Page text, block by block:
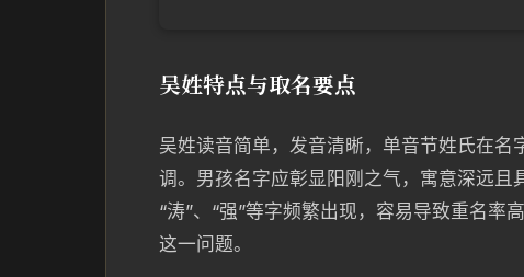
吴姓特点与取名要点
吴姓读音简单，发音清晰，单音节姓氏在
调。男孩名字应彰显阳刚之气，寓意深远且
“涛”、“强”等字频繁出现，容易导致重名
这一问题。